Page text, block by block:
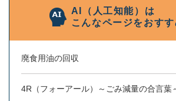
AI（人工知能）は
こんなページをおす
廃食用油の回収
4R（フォーアール）～ごみ減量の合言葉